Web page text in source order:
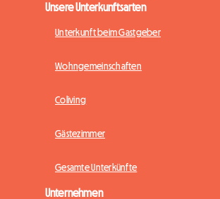
Unsere Unterkunftsarten
Unterkunft beim Gastgeber
Wohngemeinschaften
Coliving
Gästezimmer
Gesamte Unterkünfte
Unternehmen